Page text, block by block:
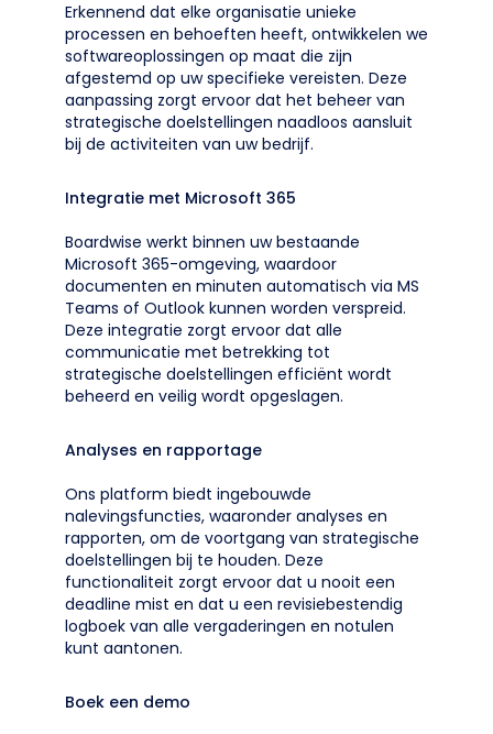
Erkennend dat elke organisatie unieke
processen en behoeften heeft, ontwikkelen we
softwareoplossingen op maat die zijn
afgestemd op uw specifieke vereisten. Deze
aanpassing zorgt ervoor dat het beheer van
strategische doelstellingen naadloos aansluit
bij de activiteiten van uw bedrijf.
Integratie met Microsoft 365
Boardwise werkt binnen uw bestaande
Microsoft 365-omgeving, waardoor
documenten en minuten automatisch via MS
Teams of Outlook kunnen worden verspreid.
Deze integratie zorgt ervoor dat alle
communicatie met betrekking tot
strategische doelstellingen efficiënt wordt
beheerd en veilig wordt opgeslagen.
Analyses en rapportage
Ons platform biedt ingebouwde
nalevingsfuncties, waaronder analyses en
rapporten, om de voortgang van strategische
doelstellingen bij te houden. Deze
functionaliteit zorgt ervoor dat u nooit een
deadline mist en dat u een revisiebestendig
logboek van alle vergaderingen en notulen
kunt aantonen.
Boek een demo